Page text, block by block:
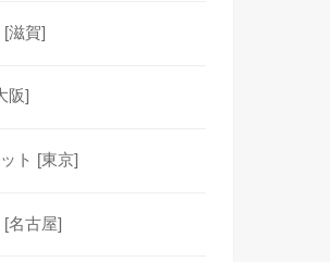
滋賀]
阪]
ト [東京]
[名古屋]